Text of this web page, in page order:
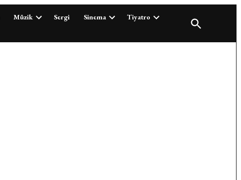
Müzik Sergi Sinema
Tiyatro
Open
Search